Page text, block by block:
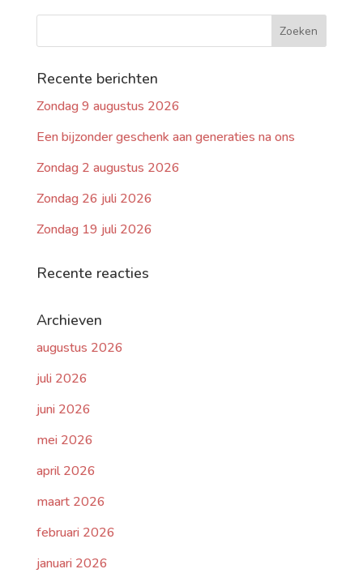
Recente berichten
Zondag 9 augustus 2026
Een bijzonder geschenk aan generaties na ons
Zondag 2 augustus 2026
Zondag 26 juli 2026
Zondag 19 juli 2026
Recente reacties
Archieven
augustus 2026
juli 2026
juni 2026
mei 2026
april 2026
maart 2026
februari 2026
januari 2026